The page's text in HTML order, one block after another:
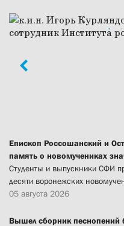
Епископ Россошанский и
память о новомучениках
Студенты и выпускники СФИ
десяти воронежских
05 августа 2026
Вышел сборник песнопений